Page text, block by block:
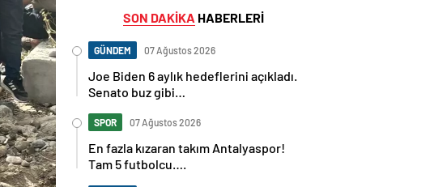
SON DAKİKA HABERLERİ
GÜNDEM 07 Ağustos 2026
Joe Biden 6 aylık hedeflerini açıkladı.
Senato buz gibi…
SPOR 07 Ağustos 2026
En fazla kızaran takım Antalyaspor!
Tam 5 futbolcu….